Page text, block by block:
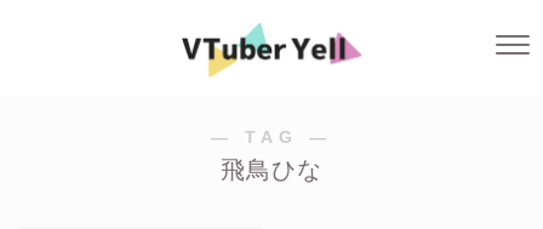
― TAG ―
飛鳥ひな